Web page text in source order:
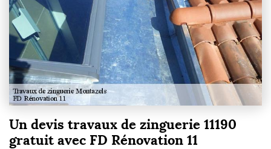
Un devis travaux de zinguerie 11190
gratuit avec FD Rénovation 11